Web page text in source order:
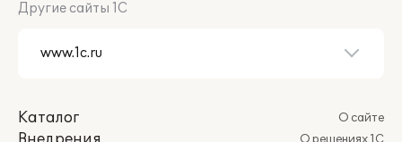
Другие сайты 1С
Каталог
О сайте